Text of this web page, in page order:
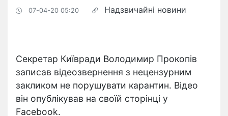
07-04-20 05:20 Надзвичайні новини
Секретар Київради Володимир Прокопів
записав відеозвернення з нецензурним
закликом не порушувати карантин. Відео
він опублікував на своїй сторінці у
Facebook.